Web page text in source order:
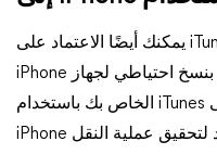
يمكنك أيضًا الاعتماد على iTunes لنقل WhatsApp من iPhone إلى
iPhone دون رمز التحقق. قم بنسخ احتياطي لجهاز iPhone الحالي
الخاص بك باستخدام iTunes ثم استعد النسخة الاحتياطية على